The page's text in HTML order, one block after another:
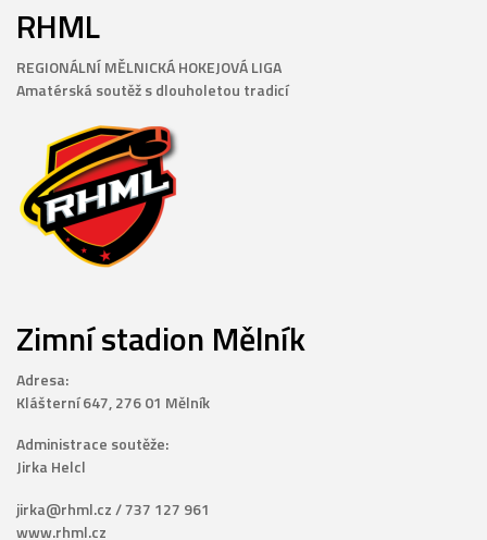
RHML
REGIONÁLNÍ MĚLNICKÁ HOKEJOVÁ LIGA
Amatérská soutěž s dlouholetou tradicí
Zimní stadion Mělník
Adresa:
Klášterní 647, 276 01 Mělník
Administrace soutěže:
Jirka Helcl
jirka@rhml.cz / 737 127 961
www.rhml.cz